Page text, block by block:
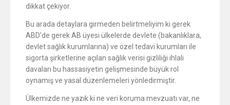
dikkat çekiyor.
Bu arada detaylara girmeden belirtmeliyim ki gerek
ABD’de gerek AB üyesi ülkelerde devlete (bakanlıklara,
devlet sağlık kurumlarına) ve özel tedavi kurumları ile
sigorta şirketlerine açılan sağlık verisi gizliliği ihlali
davaları bu hassasiyetin gelişmesinde büyük rol
oynamış ve yasal düzenlemeleri yönledirmiştir.
Ülkemizde ne yazık ki ne veri koruma mevzuatı var, ne